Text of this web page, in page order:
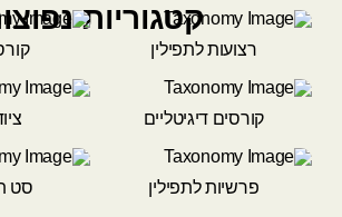
קטגוריות
רצועות לתפילין
קורסים דיגיטליים
פרשיות לתפילין סט